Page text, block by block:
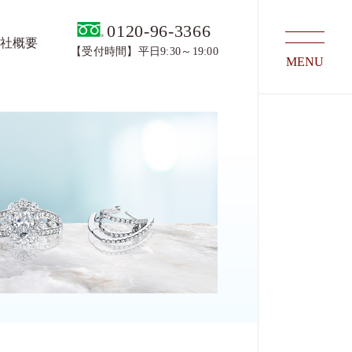
概要
0120-96-3366
【受付時間】平日9:30～19:00